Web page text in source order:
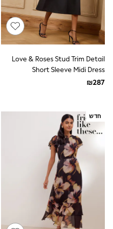
All T-Shirts
Long Sleeve
Short Sleeve
Printed T-Shirts
Plain T-Shirts
Multipacks
Top & Short Sets
Top & Legging Sets
Angel & Rocket
Monsoon
Baker by Ted Baker
Lipsy
River Island
JoJo Maman Bebe
adidas
smALLSAINTS
Shop all
Bluey
Disney
Paw Patrol
Love & Roses Stud Trim Detail
Short Sleeve Midi Dress
חדש